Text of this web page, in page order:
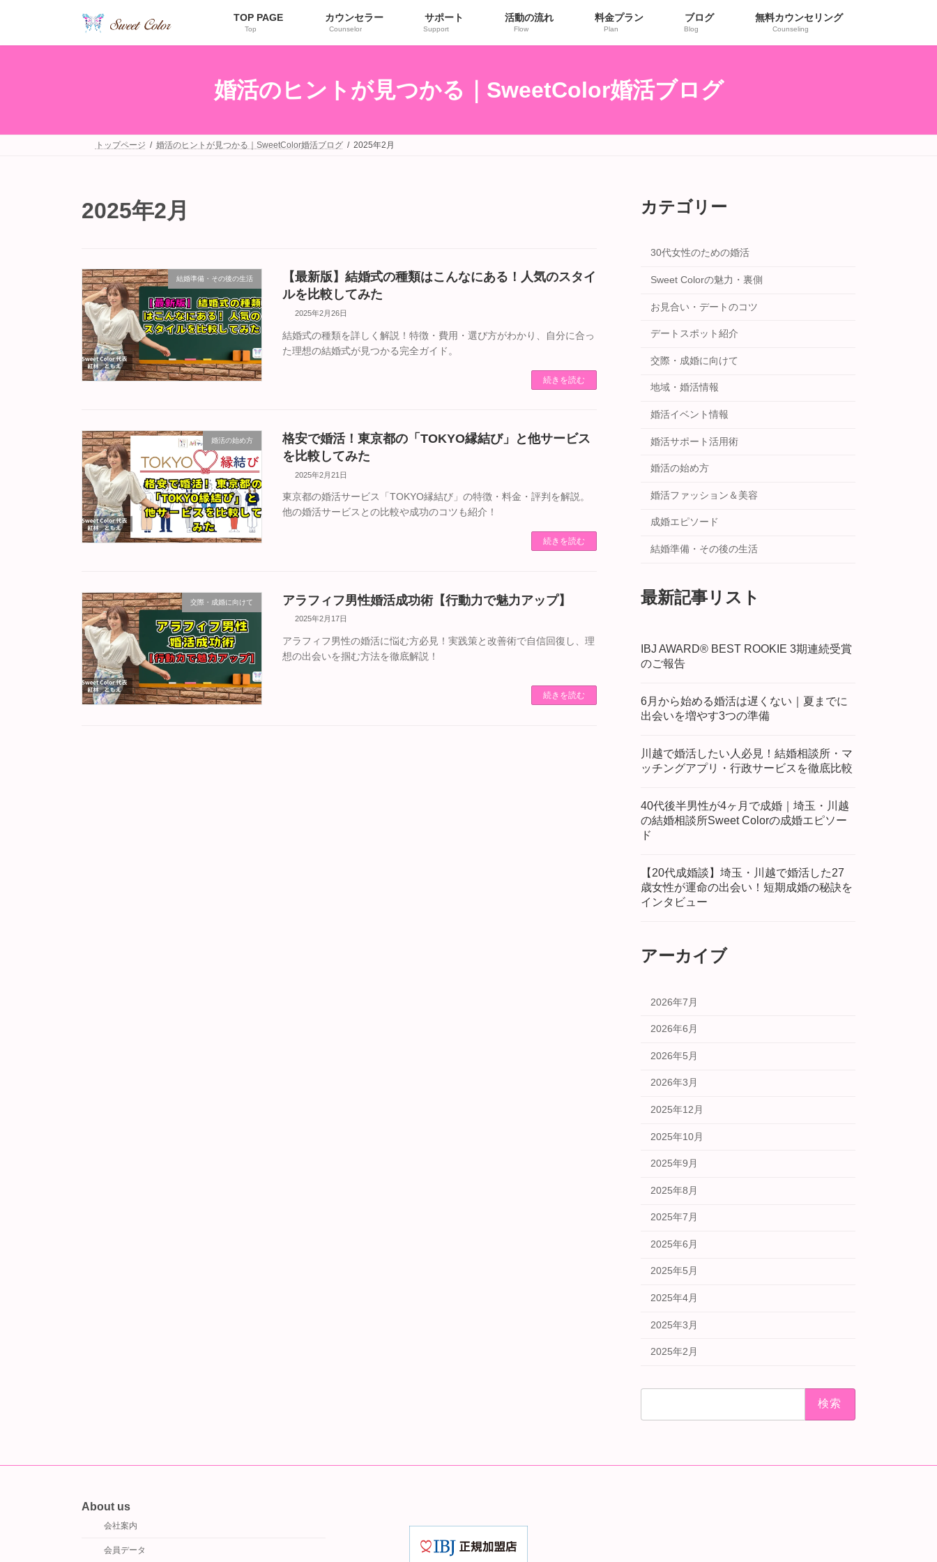
プ
動
TOP PAGE
Top
カウンセラー
Counselor
サポート
Support
活動の流れ
Flow
料金プラン
Plan
ブログ
Blog
無料カウンセリング
Counseling
婚活のヒントが見つかる｜SweetColor婚活ブログ
トップページ 婚活のヒントが見つかる｜SweetColor婚活ブログ 2025年2月
2025年2月
結婚準備・その後の生活
【最新版】結婚式の種類はこんなにある！人気のスタイ
ルを比較してみた
2025年2月26日
結婚式の種類を詳しく解説！特徴・費用・選び方がわかり、自分に合っ
た理想の結婚式が見つかる完全ガイド。
続きを読む
婚活の始め方
格安で婚活！東京都の「TOKYO縁結び」と他サービス
を比較してみた
2025年2月21日
東京都の婚活サービス「TOKYO縁結び」の特徴・料金・評判を解説。
他の婚活サービスとの比較や成功のコツも紹介！
続きを読む
交際・成婚に向けて アラフィフ男性婚活成功術【行動力で魅力アップ】
2025年2月17日
アラフィフ男性の婚活に悩む方必見！実践策と改善術で自信回復し、理
想の出会いを掴む方法を徹底解説！
続きを読む
カテゴリー
30代女性のための婚活
Sweet Colorの魅力・裏側
お見合い・デートのコツ
デートスポット紹介
交際・成婚に向けて
地域・婚活情報
婚活イベント情報
婚活サポート活用術
婚活の始め方
婚活ファッション＆美容
成婚エピソード
結婚準備・その後の生活
最新記事リスト
IBJ AWARD® BEST ROOKIE 3期連続受賞
のご報告
6月から始める婚活は遅くない｜夏までに
出会いを増やす3つの準備
川越で婚活したい人必見！結婚相談所・マ
ッチングアプリ・行政サービスを徹底比較
40代後半男性が4ヶ月で成婚｜埼玉・川越
の結婚相談所Sweet Colorの成婚エピソー
ド
【20代成婚談】埼玉・川越で婚活した27
歳女性が運命の出会い！短期成婚の秘訣を
インタビュー
アーカイブ
2026年7月
2026年6月
2026年5月
2026年3月
2025年12月
2025年10月
2025年9月
2025年8月
2025年7月
2025年6月
2025年5月
2025年4月
2025年3月
2025年2月
About us
会社案内
会員データ